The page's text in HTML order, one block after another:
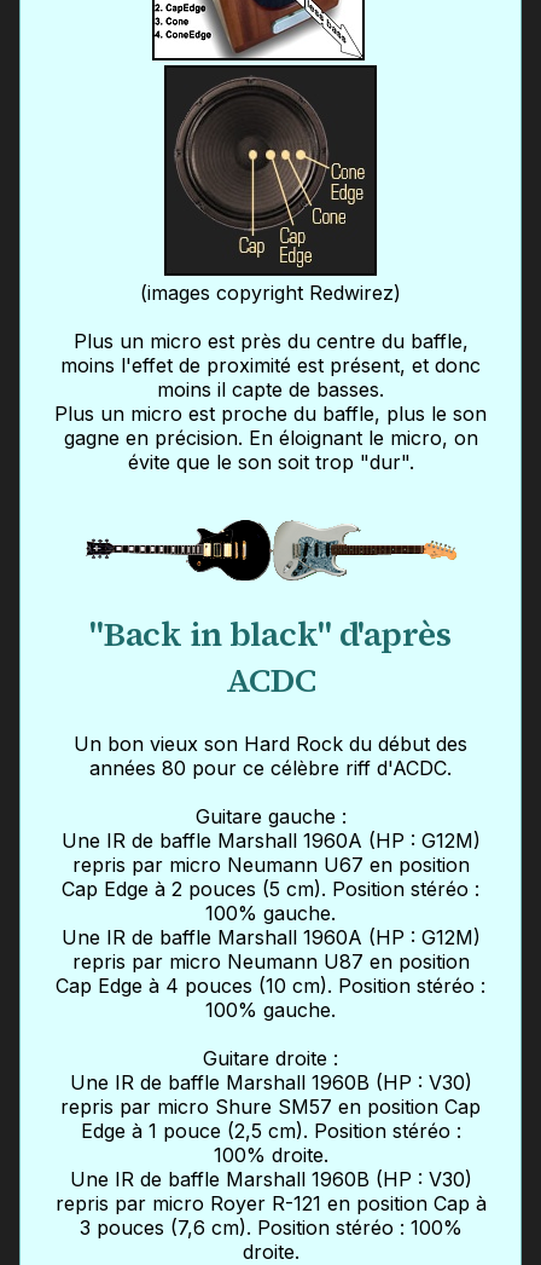
(images copyright Redwirez)
Plus un micro est près du centre du baffle,
moins l'effet de proximité est présent, et donc
moins il capte de basses.
Plus un micro est proche du baffle, plus le son
gagne en précision. En éloignant le micro, on
évite que le son soit trop "dur".
"Back in black" d'après
ACDC
Un bon vieux son Hard Rock du début des
années 80 pour ce célèbre riff d'ACDC.
Guitare gauche :
Une IR de baffle Marshall 1960A (HP : G12M)
repris par micro Neumann U67 en position
Cap Edge à 2 pouces (5 cm). Position stéréo :
100% gauche.
Une IR de baffle Marshall 1960A (HP : G12M)
repris par micro Neumann U87 en position
Cap Edge à 4 pouces (10 cm). Position stéréo :
100% gauche.
Guitare droite :
Une IR de baffle Marshall 1960B (HP : V30)
repris par micro Shure SM57 en position Cap
Edge à 1 pouce (2,5 cm). Position stéréo :
100% droite.
Une IR de baffle Marshall 1960B (HP : V30)
repris par micro Royer R-121 en position Cap à
3 pouces (7,6 cm). Position stéréo : 100%
droite.